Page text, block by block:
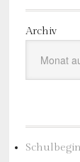
Archiv